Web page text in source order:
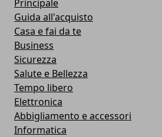
Principale
Guida all'acquisto
Casa e fai da te
Business
Sicurezza
Salute e Bellezza
Tempo libero
Elettronica
Abbigliamento e accessori
Informatica